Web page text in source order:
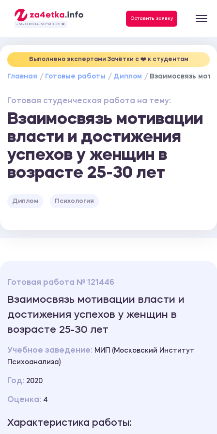
- МЫ ПОМОГАЕМ УЧИТЬСЯ ❤️
Оставить заявку
Выполнено экспертами Зачётки c ❤️ к студентам
Главная Готовые работы Диплом Взаимосвязь
Готовая студенческая работа на тему:
Взаимосвязь мотивации
власти и достижения
успехов у женщин в
возрасте 25-30 лет
Диплом Психология
Готовая работа № 121446
Взаимосвязь мотивации власти и
достижения успехов у женщин в
возрасте 25-30 лет
Учебное заведение: МИП (Московский Институт
Психоанализа)
Год: 2020
Оценка: 4
Характеристика работы: